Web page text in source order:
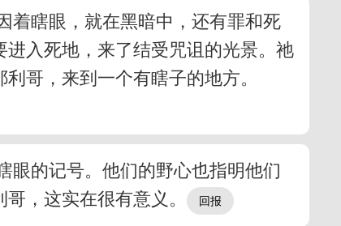
着瞎眼，就在黑暗中，还有罪和死
入死地，来了结受咒诅的光景。祂
哥，来到一个有瞎子的地方。
眼的记号。他们的野心也指明他们
，这实在很有意义。